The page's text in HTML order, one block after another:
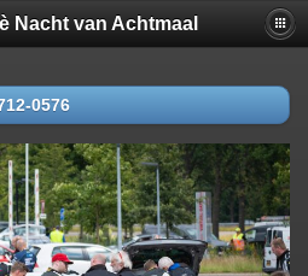
Nacht van Achtmaal
0576